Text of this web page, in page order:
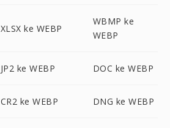
XLSX ke WEBP
WBMP ke
WEBP
JP2 ke WEBP DOC ke WEBP
CR2 ke WEBP DNG ke WEBP